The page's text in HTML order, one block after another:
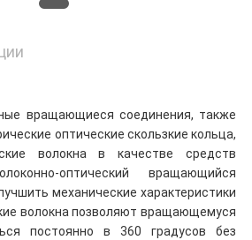
вращающиеся соединения, также
оптические скользкие кольца,
волокна в качестве средств
оптический вращающийся
механические характеристики
волокна позволяют вращающемуся
постоянно в 360 градусов без